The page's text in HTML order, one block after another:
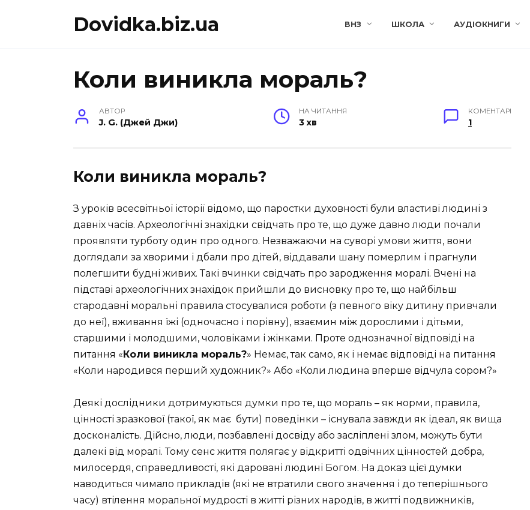
Dovidka.biz.ua ВНЗ ШКОЛА АУДІОКНИГИ
Коли виникла мораль?
АВТОР
J. G. (Джей Джи)
НА ЧИТАННЯ
3 хв
КОМЕНТАРІ
1
Коли виникла мораль?
З уроків всесвітньої історії відомо, що паростки духовності були властиві людині з
давніх часів. Археологічні знахідки свідчать про те, що дуже давно люди почали
проявляти турботу один про одного. Незважаючи на суворі умови життя, вони
доглядали за хворими і дбали про дітей, віддавали шану померлим і прагнули
полегшити будні живих. Такі вчинки свідчать про зародження моралі. Вчені на
підставі археологічних знахідок прийшли до висновку про те, що найбільш
стародавні моральні правила стосувалися роботи (з певного віку дитину привчали
до неї), вживання їжі (одночасно і порівну), взаємин між дорослими і дітьми,
старшими і молодшими, чоловіками і жінками. Проте однозначної відповіді на
питання «Коли виникла мораль?» Немає, так само, як і немає відповіді на питання
«Коли народився перший художник?» Або «Коли людина вперше відчула сором?»
Деякі дослідники дотримуються думки про те, що мораль – як норми, правила,
цінності зразкової (такої, як має бути) поведінки – існувала завжди як ідеал, як вища
досконалість. Дійсно, люди, позбавлені досвіду або засліплені злом, можуть бути
далекі від моралі. Тому сенс життя полягає у відкритті одвічних цінностей добра,
милосердя, справедливості, які даровані людині Богом. На доказ цієї думки
наводиться чимало прикладів (які не втратили свого значення і до теперішнього
часу) втілення моральної мудрості в житті різних народів, в житті подвижників,